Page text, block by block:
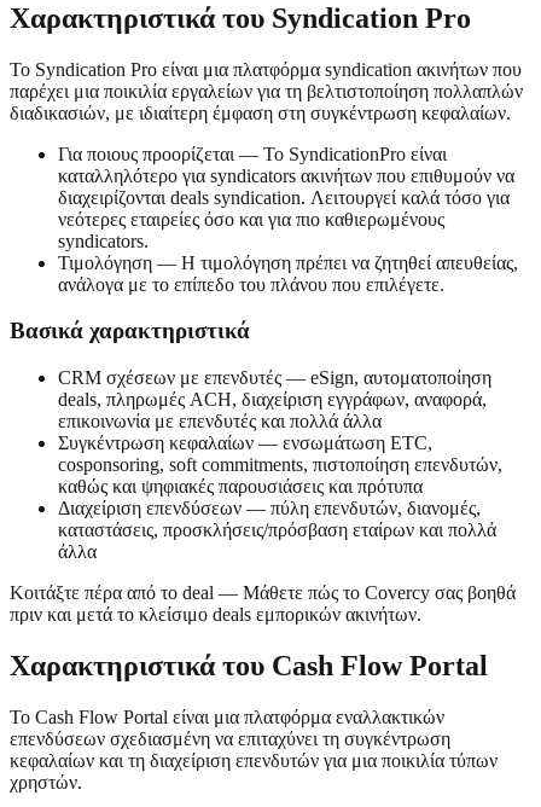
Χαρακτηριστικά του Syndication Pro
Το Syndication Pro είναι μια πλατφόρμα syndication ακινήτων που
παρέχει μια ποικιλία εργαλείων για τη βελτιστοποίηση πολλαπλών
διαδικασιών, με ιδιαίτερη έμφαση στη συγκέντρωση κεφαλαίων.
Για ποιους προορίζεται — Το SyndicationPro είναι
καταλληλότερο για syndicators ακινήτων που επιθυμούν να
διαχειρίζονται deals syndication. Λειτουργεί καλά τόσο για
νεότερες εταιρείες όσο και για πιο καθιερωμένους
syndicators.
Τιμολόγηση — Η τιμολόγηση πρέπει να ζητηθεί απευθείας,
ανάλογα με το επίπεδο του πλάνου που επιλέγετε.
Βασικά χαρακτηριστικά
CRM σχέσεων με επενδυτές — eSign, αυτοματοποίηση
deals, πληρωμές ACH, διαχείριση εγγράφων, αναφορά,
επικοινωνία με επενδυτές και πολλά άλλα
Συγκέντρωση κεφαλαίων — ενσωμάτωση ETC,
cosponsoring, soft commitments, πιστοποίηση επενδυτών,
καθώς και ψηφιακές παρουσιάσεις και πρότυπα
Διαχείριση επενδύσεων — πύλη επενδυτών, διανομές,
καταστάσεις, προσκλήσεις/πρόσβαση εταίρων και πολλά
άλλα
Κοιτάξτε πέρα από το deal — Μάθετε πώς το Covercy σας βοηθά
πριν και μετά το κλείσιμο deals εμπορικών ακινήτων.
Χαρακτηριστικά του Cash Flow Portal
Το Cash Flow Portal είναι μια πλατφόρμα εναλλακτικών
επενδύσεων σχεδιασμένη να επιταχύνει τη συγκέντρωση
κεφαλαίων και τη διαχείριση επενδυτών για μια ποικιλία τύπων
χρηστών.